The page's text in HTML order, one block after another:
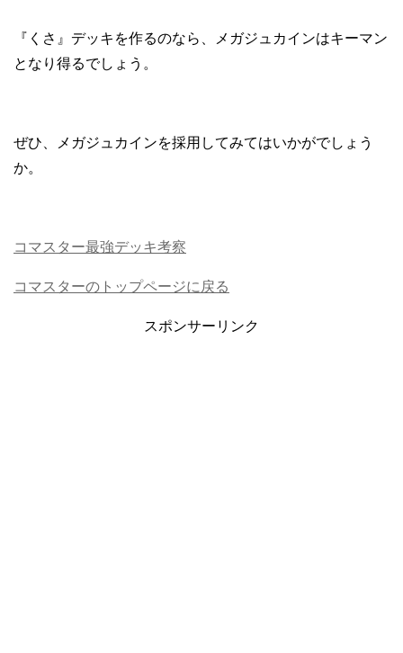
『くさ』デッキを作るのなら、メガジュカインはキーマン
となり得るでしょう。
ぜひ、メガジュカインを採用してみてはいかがでしょう
か。
コマスター最強デッキ考察
コマスターのトップページに戻る
スポンサーリンク